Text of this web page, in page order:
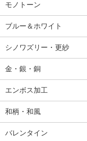
モノトーン
ブルー＆ホワイト
シノワズリー・更紗
金・銀・銅
エンボス加工
和柄・和風
バレンタイン